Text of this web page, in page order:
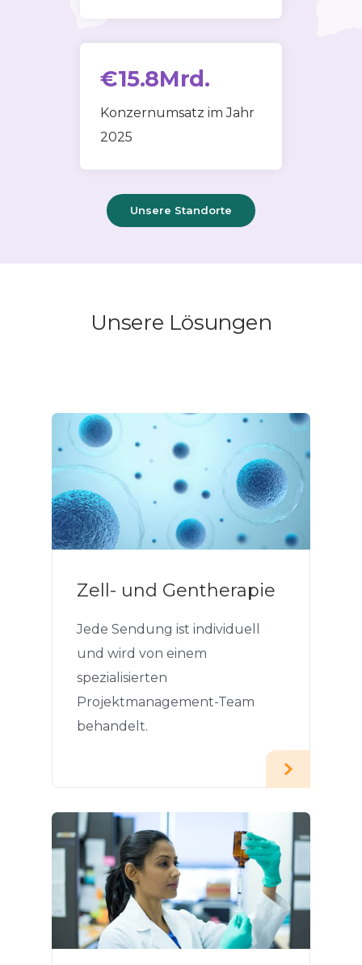
€15.8Mrd.
Konzernumsatz im Jahr
2025
Unsere Standorte
Unsere Lösungen
Zell- und Gentherapie
Jede Sendung ist individuell
und wird von einem
spezialisierten
Projektmanagement-Team
behandelt.